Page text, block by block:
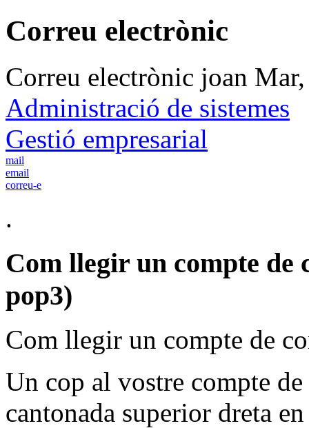
Correu electrònic
Correu electrònic joan
Administració de sistemes
Gestió empresarial
mail
email
correu-e
.
Com llegir un compte de
pop3)
Com llegir un compte de
Un cop al vostre compte
cantonada superior dreta